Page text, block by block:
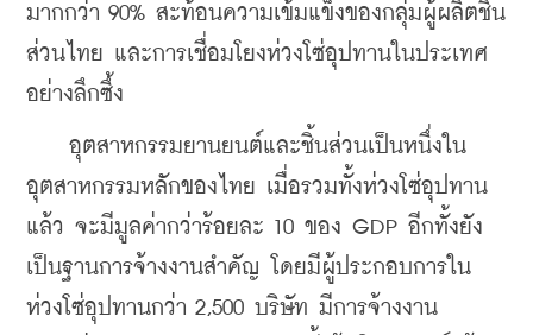
มากกว่า 90% สะท้อนความเข้มแข็งของกลุ่มผู้ผลิตชิ้น
ส่วนไทย และการเชื่อมโยงห่วงโซ่อุปทานในประเทศ
อย่างลึกซึ้ง
อุตสาหกรรมยานยนต์และชิ้นส่วนเป็นหนึ่งใน
อุตสาหกรรมหลักของไทย เมื่อรวมทั้งห่วงโซ่อุปทาน
แล้ว จะมีมูลค่ากว่าร้อยละ 10 ของ GDP อีกทั้งยัง
เป็นฐานการจ้างงานสำคัญ โดยมีผู้ประกอบการใน
ห่วงโซ่อุปทานกว่า 2,500 บริษัท มีการจ้างงาน